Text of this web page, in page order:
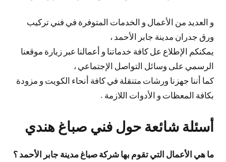
و العديد من الأعمال و الخدمات المتوفرة في فني تركيب
ورق جدران مدينة جابر الأحمد ،
يمكنكم الإطلاع عل كافة خدماتنا و أعمالنا عبر زيارة موقعنا
الرسمي على وسائل التواصل الإجتماعي ،
كما أننا جهزنا ورشات متنقلة في كافة أنحاء الكويت و مزودة
بكافة المعظات و الأدوات اللازمة .
أسئلة شائعة حول فني صباغ هندي
ما هي الأعمال التي تقوم بها شركة صباغ مدينة جابر الأحمد ؟